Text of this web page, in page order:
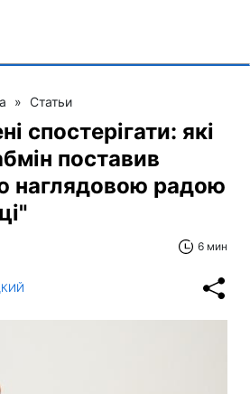
» Статьи
спостерігати: які
поставив
наглядовою радою
6 мин